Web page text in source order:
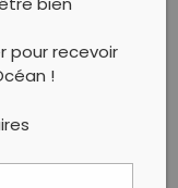
et jeudis de
bien
pour recevoir
!